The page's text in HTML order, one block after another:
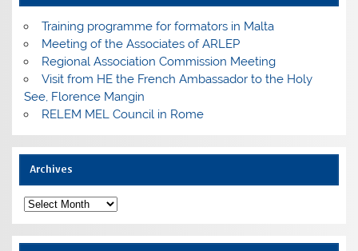
Training programme for formators in Malta
Meeting of the Associates of ARLEP
Regional Association Commission Meeting
Visit from HE the French Ambassador to the Holy
See, Florence Mangin
RELEM MEL Council in Rome
Archives
Archives